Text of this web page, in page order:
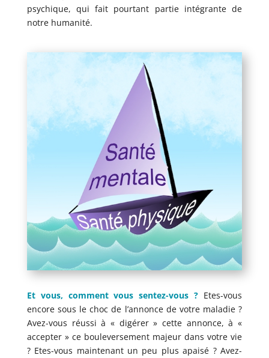
psychique, qui fait pourtant partie intégrante de
notre humanité.
Et vous, comment vous sentez-vous ? Etes-vous
encore sous le choc de l’annonce de votre maladie ?
Avez-vous réussi à « digérer » cette annonce, à «
accepter » ce bouleversement majeur dans votre vie
? Etes-vous maintenant un peu plus apaisé ? Avez-